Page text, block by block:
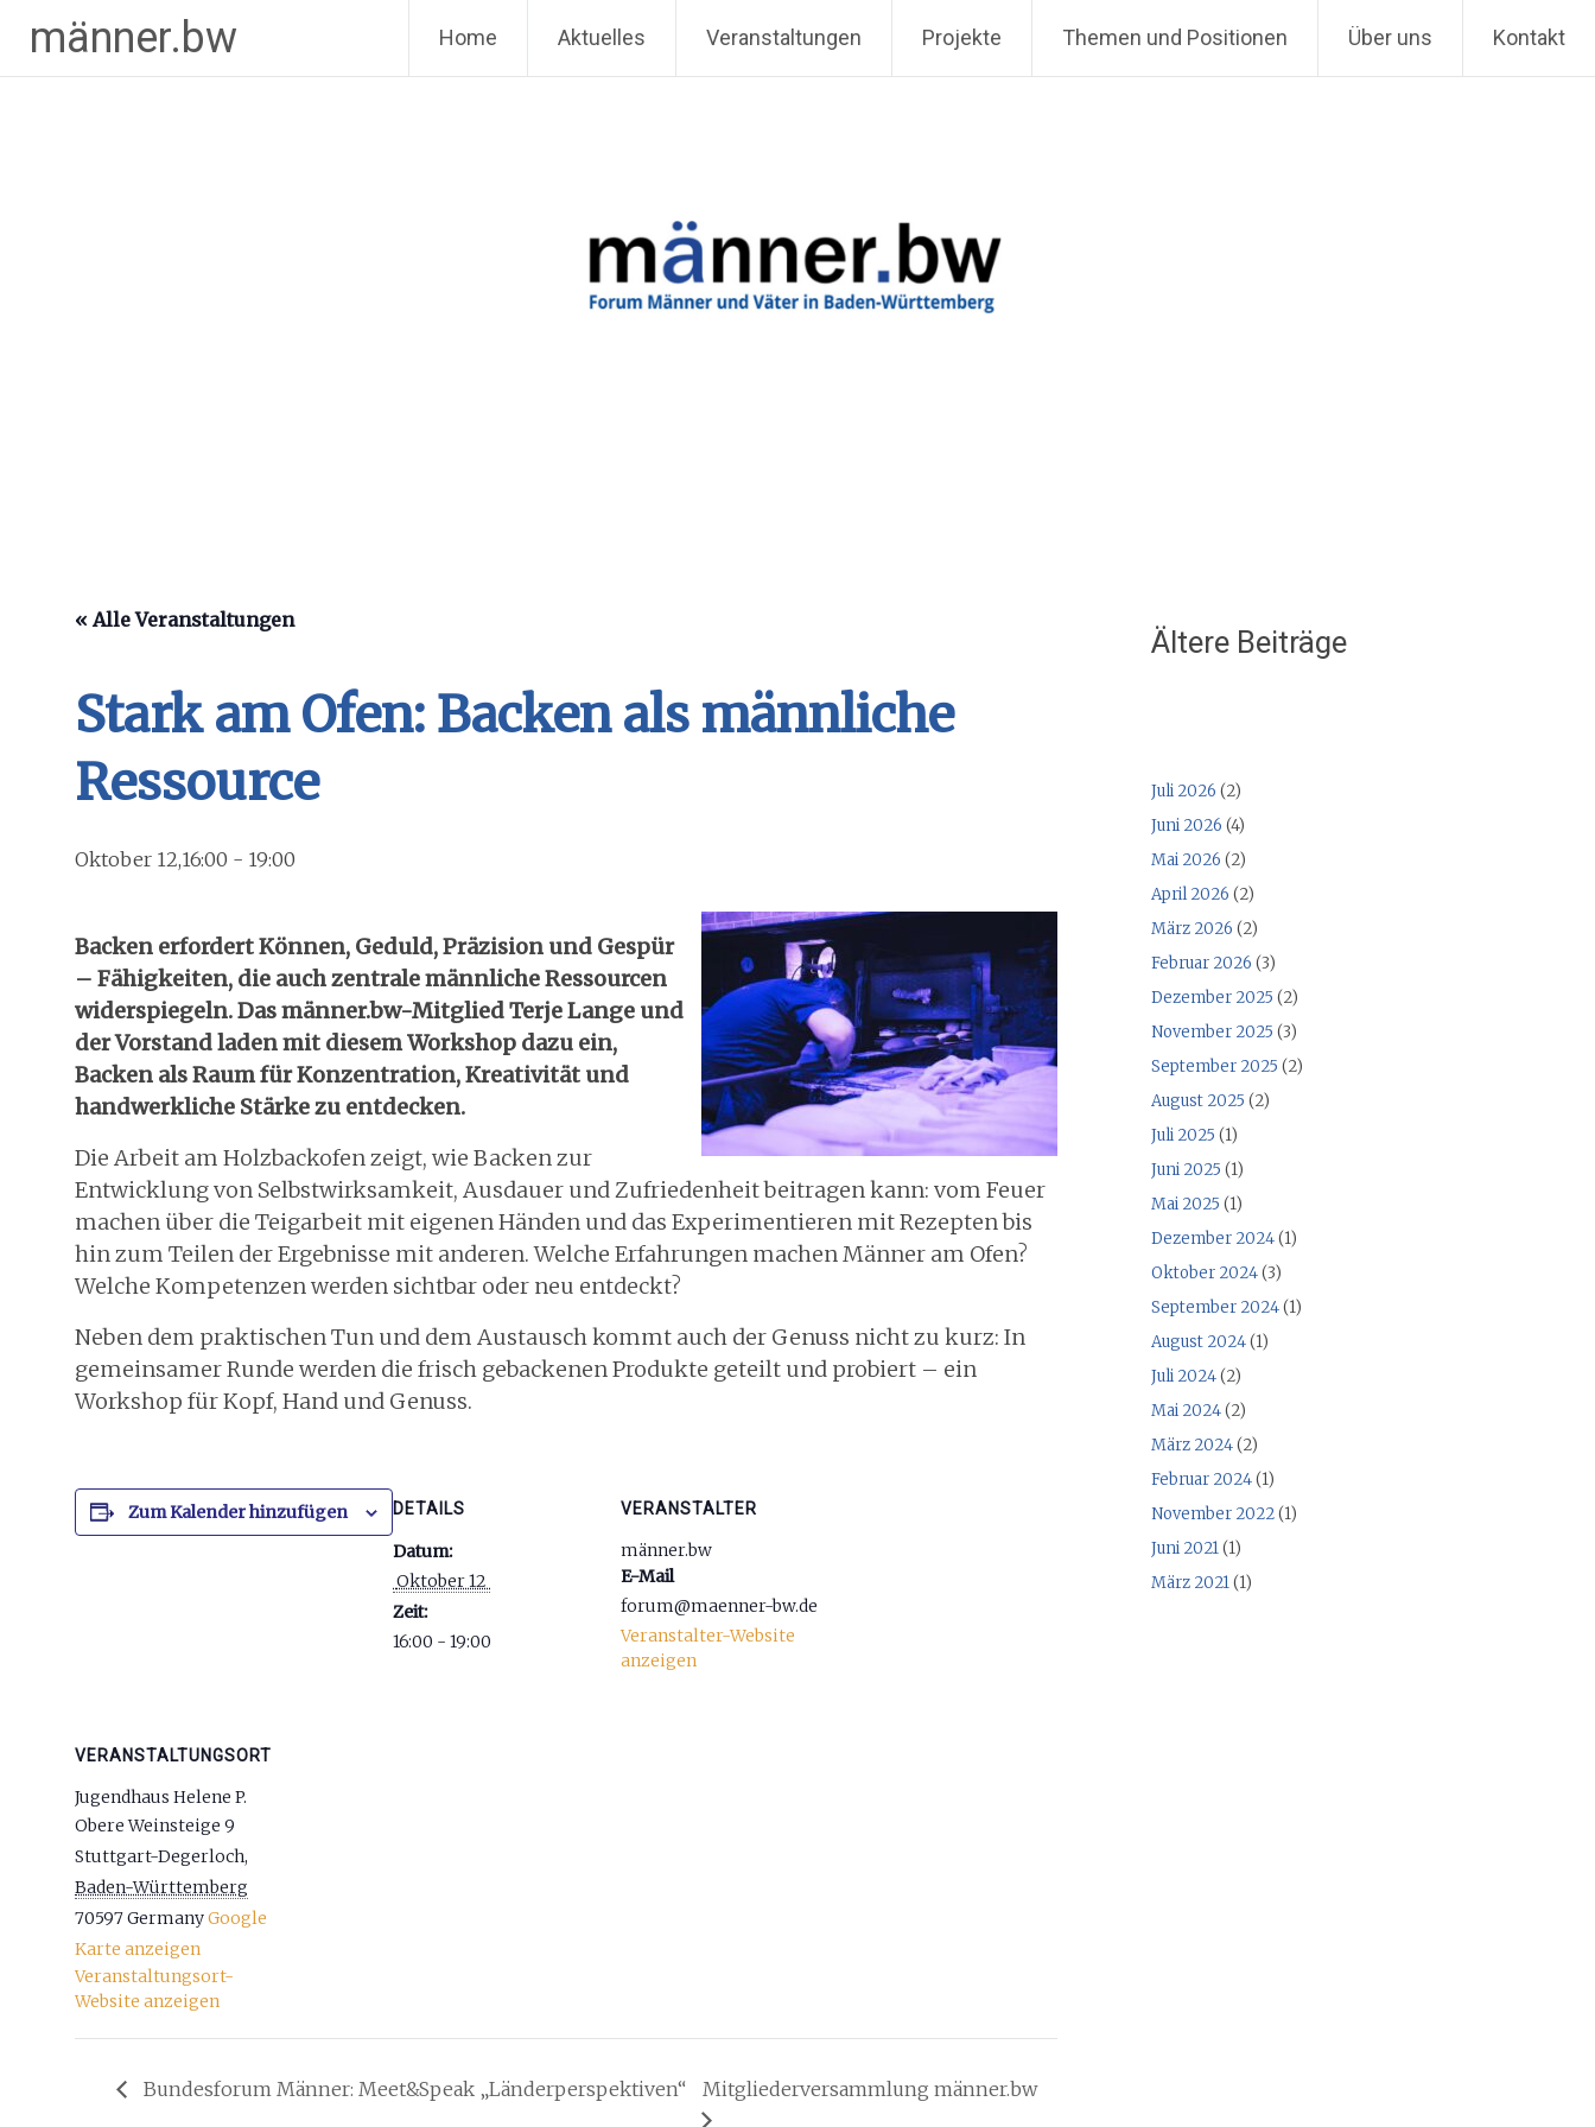
Inhalt
springen
männer.bw Home Aktuelles Veranstaltungen Projekte Themen und Positionen Über uns Kontakt
« Alle Veranstaltungen
Stark am Ofen: Backen als männliche
Ressource
Oktober 12,16:00 - 19:00
Backen erfordert Können, Geduld, Präzision und Gespür
– Fähigkeiten, die auch zentrale männliche Ressourcen
widerspiegeln. Das männer.bw-Mitglied Terje Lange und
der Vorstand laden mit diesem Workshop dazu ein,
Backen als Raum für Konzentration, Kreativität und
handwerkliche Stärke zu entdecken.
Die Arbeit am Holzbackofen zeigt, wie Backen zur
Entwicklung von Selbstwirksamkeit, Ausdauer und Zufriedenheit beitragen kann: vom Feuer
machen über die Teigarbeit mit eigenen Händen und das Experimentieren mit Rezepten bis
hin zum Teilen der Ergebnisse mit anderen. Welche Erfahrungen machen Männer am Ofen?
Welche Kompetenzen werden sichtbar oder neu entdeckt?
Neben dem praktischen Tun und dem Austausch kommt auch der Genuss nicht zu kurz: In
gemeinsamer Runde werden die frisch gebackenen Produkte geteilt und probiert – ein
Workshop für Kopf, Hand und Genuss.
Zum Kalender hinzufügen DETAILS
Datum:
Oktober 12
Zeit:
16:00 - 19:00
VERANSTALTER
männer.bw
E-Mail
forum@maenner-bw.de
Veranstalter-Website
anzeigen
VERANSTALTUNGSORT
Jugendhaus Helene P.
Obere Weinsteige 9
Stuttgart-Degerloch,
Baden-Württemberg
70597GermanyGoogle
Karte anzeigen
Veranstaltungsort-
Website anzeigen
Bundesforum Männer: Meet&Speak „Länderperspektiven“ Mitgliederversammlung männer.bw
Ältere Beiträge
Juli 2026 (2)
Juni 2026 (4)
Mai 2026 (2)
April 2026 (2)
März 2026 (2)
Februar 2026 (3)
Dezember 2025 (2)
November 2025 (3)
September 2025 (2)
August 2025 (2)
Juli 2025 (1)
Juni 2025 (1)
Mai 2025 (1)
Dezember 2024(1)
Oktober 2024(3)
September 2024(1)
August 2024(1)
Juli 2024(2)
Mai 2024(2)
März 2024(2)
Februar 2024(1)
November 2022(1)
Juni 2021(1)
März 2021(1)